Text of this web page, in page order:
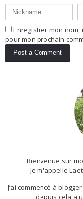
Enregistrer mon
pour mon prochain
Bienvenue sur
Je m'appelle
J’ai commencé à
depuis cela a